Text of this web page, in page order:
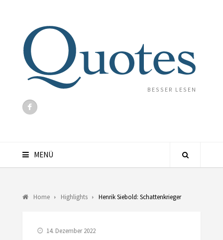
BESSER LESEN
MENÜ
Home Highlights Henrik Siebold: Schattenkrieger
14. Dezember 2022